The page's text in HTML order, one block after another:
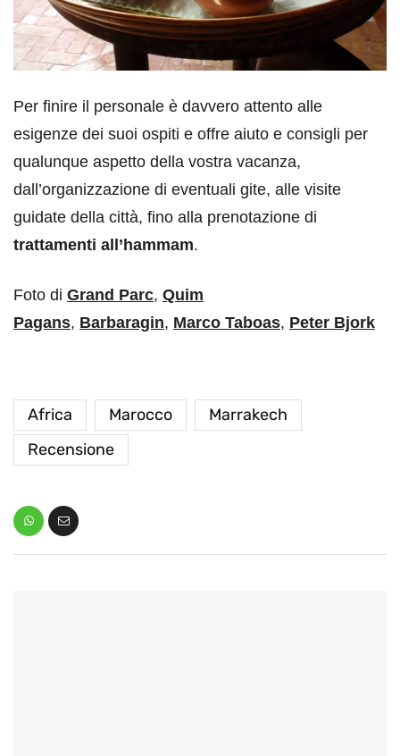
Per finire il personale è davvero attento alle
esigenze dei suoi ospiti e offre aiuto e consigli per
qualunque aspetto della vostra vacanza,
dall’organizzazione di eventuali gite, alle visite
guidate della città, fino alla prenotazione di
trattamenti all’hammam.
Foto di Grand Parc, Quim
Pagans, Barbaragin, Marco Taboas, Peter Bjork
Africa Marocco
Marrakech
Recensione